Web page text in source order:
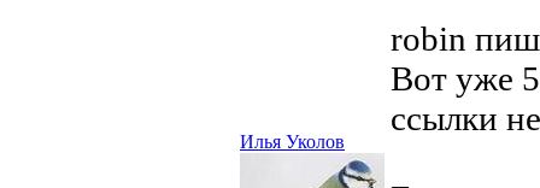
Илья Уколов
robin
Вот уже
ссылки